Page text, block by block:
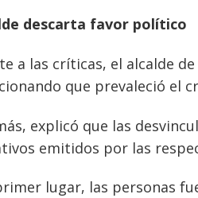
descarta favor político
a las críticas, el alcalde de
que prevaleció el
explicó que las
emitidos por las
lugar, las personas